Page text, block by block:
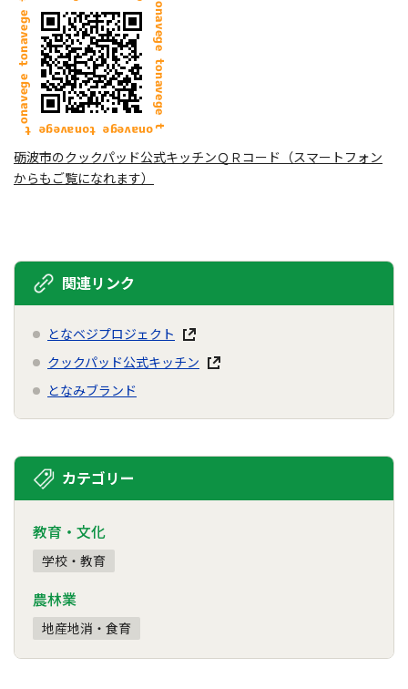
砺波市のクックパッド公式キッチンＱＲコード（スマートフォン
からもご覧になれます）
関連リンク
となベジプロジェクト
クックパッド公式キッチン
となみブランド
カテゴリー
教育・文化
学校・教育
農林業
地産地消・食育